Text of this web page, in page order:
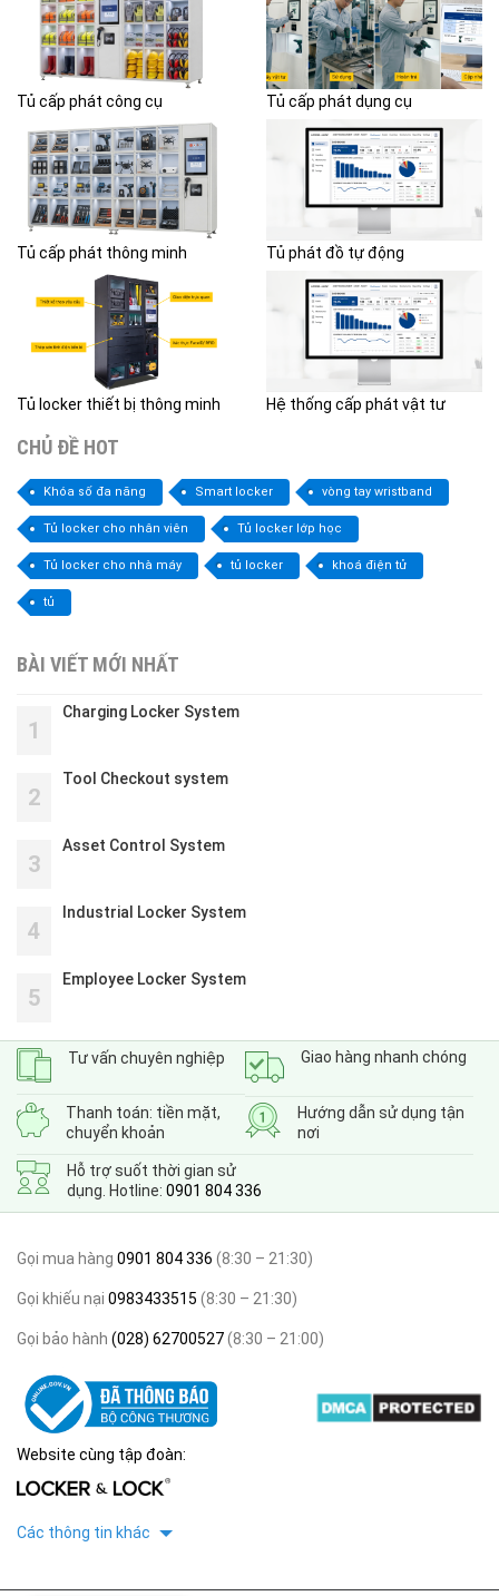
Tủ cấp phát công cụ Tủ cấp phát dụng cụ
Tủ cấp phát thông minh Tủ phát đồ tự động
Tủ locker thiết bị thông minh Hệ thống cấp phát vật tư
CHỦ ĐỀ HOT
Khóa số đa năng Smart locker vòng tay wristband
Tủ locker cho nhân viên Tủ locker lớp học
Tủ locker cho nhà máy tủ locker khoá điện tử
tủ
BÀI VIẾT MỚI NHẤT
1
Charging Locker System
2
Tool Checkout system
3
Asset Control System
4
Industrial Locker System
5
Employee Locker System
Tư vấn chuyên nghiệp Giao hàng nhanh chóng
Thanh toán: tiền mặt,
chuyển khoản
Hướng dẫn sử dụng tận
nơi
Hỗ trợ suốt thời gian sử
dụng. Hotline: 0901 804 336
Gọi mua hàng 0901 804 336 (8:30 – 21:30)
Gọi khiếu nại 0983433515 (8:30 – 21:30)
Gọi bảo hành (028) 62700527(8:30 – 21:00)
Website cùng tập đoàn:
Các thông tin khác